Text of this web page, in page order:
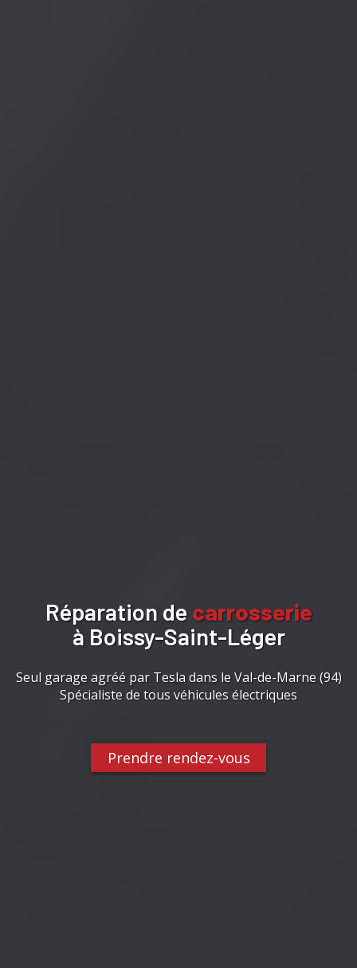
Réparation de carrosserie
à Boissy-Saint-Léger
Seul garage agréé par Tesla dans le Val-de-Marne (94)
Spécialiste de tous véhicules électriques
Prendre rendez-vous